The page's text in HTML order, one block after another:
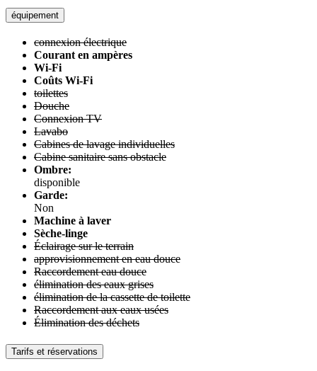
équipement
connexion électrique
Courant en ampères
Wi-Fi
Coûts Wi-Fi
toilettes
Douche
Connexion TV
Lavabo
Cabines de lavage individuelles
Cabine sanitaire sans obstacle
Ombre:
disponible
Garde:
Non
Machine à laver
Sèche-linge
Éclairage sur le terrain
approvisionnement en eau douce
Raccordement eau douce
élimination des eaux grises
élimination de la cassette de toilette
Raccordement aux eaux usées
Élimination des déchets
Tarifs et réservations